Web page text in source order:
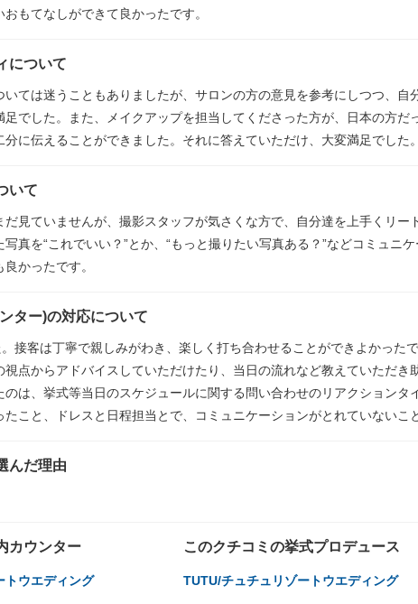
もてなしができて良かったです。
について
ては迷うこともありましたが、サロンの方の意見を参考にしつつ、自
でした。また、メイクアップを担当してくださった方が、日本の方だ
分に伝えることができました。それに答えていただけ、大変満足でした。
いて
だ見ていませんが、撮影スタッフが気さくな方で、自分達を上手くリー
真を“これでいい？”とか、“もっと撮りたい写真ある？”などコミュニ
かったです。
ター)の対応について
接客は丁寧で親しみがわき、楽しく打ち合わせることができよかった
視点からアドバイスしていただけたり、当日の流れなど教えていただき
のは、挙式等当日のスケジュールに関する問い合わせのリアクションタ
たこと、ドレスと日程担当とで、コミュニケーションがとれていないこ
んだ理由
カウンター
トウエディング
このクチコミの挙式プロデュース
TUTU/チュチュリゾートウエディング